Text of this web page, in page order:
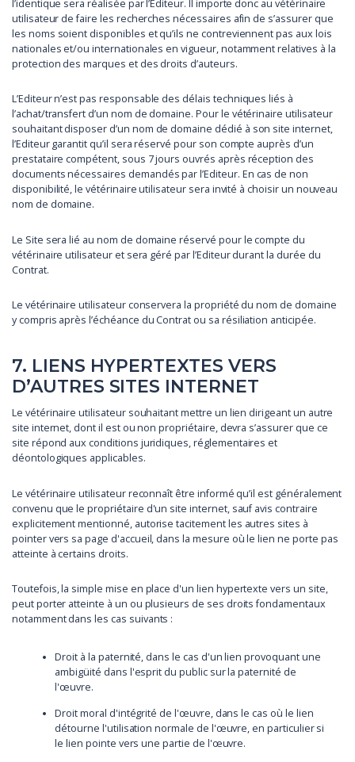
l’identique sera réalisée par l’Editeur. Il importe donc au vétérinaire
utilisateur de faire les recherches nécessaires afin de s’assurer que
les noms soient disponibles et qu’ils ne contreviennent pas aux lois
nationales et/ou internationales en vigueur, notamment relatives à la
protection des marques et des droits d’auteurs.
L’Editeur n’est pas responsable des délais techniques liés à
l’achat/transfert d’un nom de domaine. Pour le vétérinaire utilisateur
souhaitant disposer d’un nom de domaine dédié à son site internet,
l’Editeur garantit qu’il sera réservé pour son compte auprès d’un
prestataire compétent, sous 7 jours ouvrés après réception des
documents nécessaires demandés par l’Editeur. En cas de non
disponibilité, le vétérinaire utilisateur sera invité à choisir un nouveau
nom de domaine.
Le Site sera lié au nom de domaine réservé pour le compte du
vétérinaire utilisateur et sera géré par l’Editeur durant la durée du
Contrat.
Le vétérinaire utilisateur conservera la propriété du nom de domaine
y compris après l’échéance du Contrat ou sa résiliation anticipée.
7. LIENS HYPERTEXTES VERS
D’AUTRES SITES INTERNET
Le vétérinaire utilisateur souhaitant mettre un lien dirigeant un autre
site internet, dont il est ou non propriétaire, devra s’assurer que ce
site répond aux conditions juridiques, réglementaires et
déontologiques applicables.
Le vétérinaire utilisateur reconnaît être informé qu’il est généralement
convenu que le propriétaire d'un site internet, sauf avis contraire
explicitement mentionné, autorise tacitement les autres sites à
pointer vers sa page d'accueil, dans la mesure où le lien ne porte pas
atteinte à certains droits.
Toutefois, la simple mise en place d'un lien hypertexte vers un site,
peut porter atteinte à un ou plusieurs de ses droits fondamentaux
notamment dans les cas suivants :
Droit à la paternité, dans le cas d'un lien provoquant une
ambigüité dans l'esprit du public sur la paternité de
l'œuvre.
Droit moral d'intégrité de l'œuvre, dans le cas où le lien
détourne l'utilisation normale de l'œuvre, en particulier si
le lien pointe vers une partie de l'œuvre.